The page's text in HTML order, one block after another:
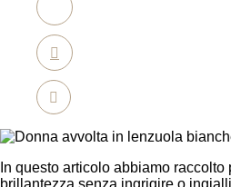
In questo articolo abbiamo
brillantezza senza ingrigire o